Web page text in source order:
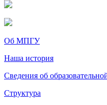
Об МПГУ
Наша история
Сведения об
Структура